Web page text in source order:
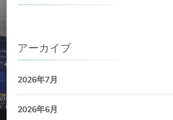
アーカイブ
2026年7月
2026年6月